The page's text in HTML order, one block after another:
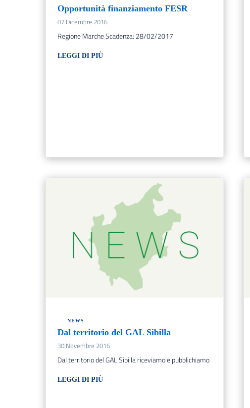
Opportunità finanziamento FESR
07 Dicembre 2016
Regione Marche Scadenza: 28/02/2017
LEGGI DI PIÙ
NEWS
Dal territorio del GAL Sibilla
30 Novembre 2016
Dal territorio del GAL Sibilla riceviamo e pubblichiamo
LEGGI DI PIÙ